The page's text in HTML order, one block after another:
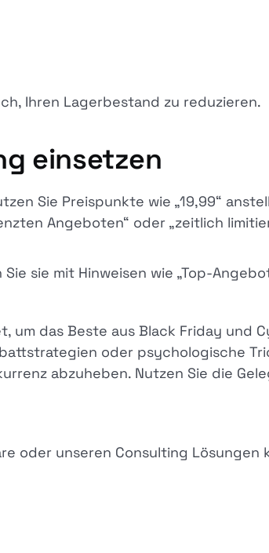
Ihren Lagerbestand zu reduzieren.
einsetzen
Sie Preispunkte wie „19,99“
Angeboten“ oder „zeitlich
sie mit Hinweisen wie „Top-
das Beste aus Black Friday und
oder psychologische
abzuheben. Nutzen Sie die
oder unseren Consulting Lösungen